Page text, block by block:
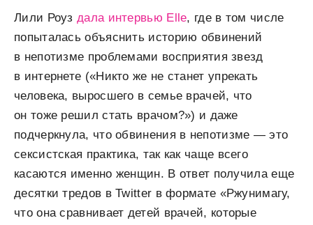
Лили Роуздала интервью Elle, где в том числе
попыталась объяснить историю обвинений
в непотизме проблемами восприятия звезд
в интернете («Никто же не станет упрекать
человека, выросшего в семье врачей, что
он тоже решил стать врачом?») и даже
подчеркнула, что обвинения в непотизме — это
сексистская практика, так как чаще всего
касаются именно женщин. В ответ получила еще
десятки тредов в Twitter в формате «Ржунимагу,
что она сравнивает детей врачей, которые